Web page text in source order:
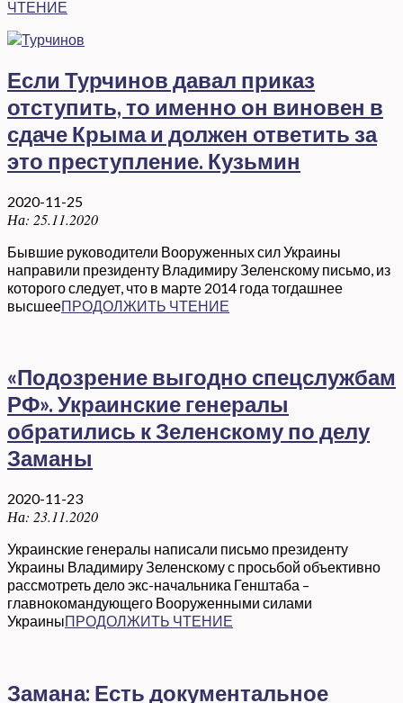
ЧТЕНИЕ
Если Турчинов давал приказ
отступить, то именно он виновен в
сдаче Крыма и должен ответить за
это преступление. Кузьмин
2020-11-25
На: 25.11.2020
Бывшие руководители Вооруженных сил Украины
направили президенту Владимиру Зеленскому письмо, из
которого следует, что в марте 2014 года тогдашнее
высшееПРОДОЛЖИТЬ ЧТЕНИЕ
«Подозрение выгодно спецслужбам
РФ». Украинские генералы
обратились к Зеленскому по делу
Заманы
2020-11-23
На: 23.11.2020
Украинские генералы написали письмо президенту
Украины Владимиру Зеленскому с просьбой объективно
рассмотреть дело экс-начальника Генштаба –
главнокомандующего Вооруженными силами
УкраиныПРОДОЛЖИТЬ ЧТЕНИЕ
Замана: Есть документальное